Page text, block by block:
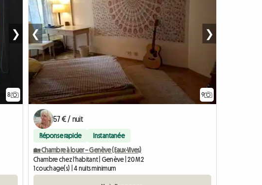
8
❯
9
❮ ❯
57 € / nuit
Réponse rapide Instantanée
🏡 Chambre à louer – Genève (Eaux-Vives)
Chambre chez l'habitant | Genève | 20 M2
1 couchage(s) | 4 nuits minimum